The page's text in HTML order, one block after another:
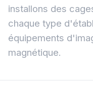
installons des
chaque type
équipements
magnétique.